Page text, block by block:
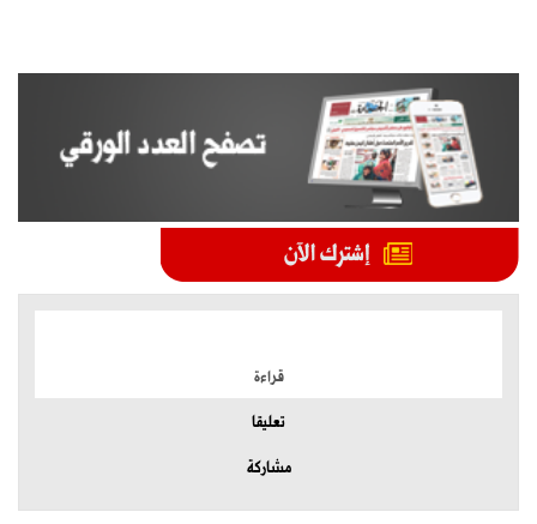
قراءة
تعليقا
مشاركة